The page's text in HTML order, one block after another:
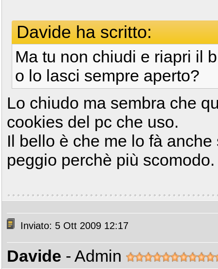
Davide ha scritto:
Ma tu non chiudi e riapri il
o lo lasci sempre aperto?
Lo chiudo ma sembra che
cookies del pc che uso.
Il bello è che me lo fà
peggio perchè più scomodo.
Inviato: 5 Ott 2009 12:17
Davide - Admin